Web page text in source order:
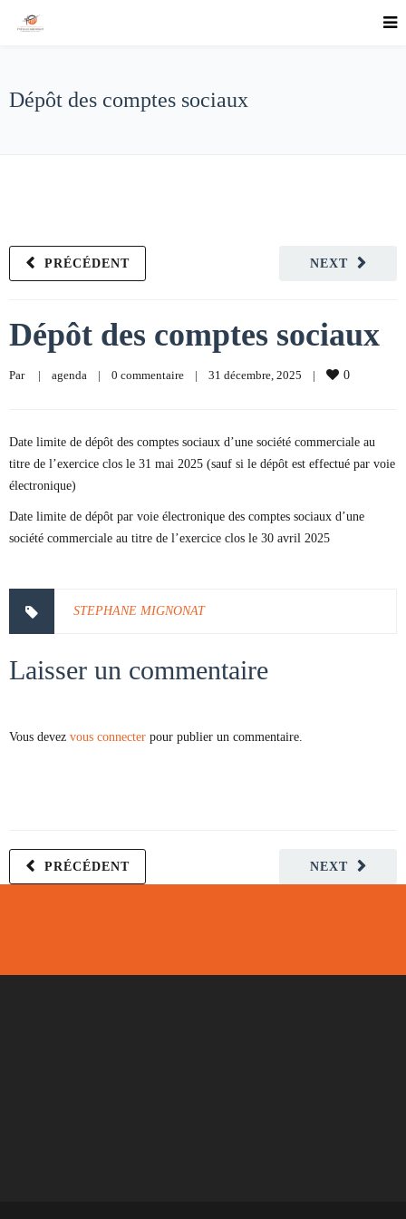
Dépôt des comptes sociaux
NEXT
PRÉCÉDENT
Dépôt des comptes sociaux
Par | agenda | 0 commentaire | 31 décembre, 2025 | 0
Date limite de dépôt des comptes sociaux d’une société commerciale au
titre de l’exercice clos le 31 mai 2025 (sauf si le dépôt est effectué par voie
électronique)
Date limite de dépôt par voie électronique des comptes sociaux d’une
société commerciale au titre de l’exercice clos le 30 avril 2025
STEPHANE MIGNONAT
Laisser un commentaire
Vous devez vous connecter pour publier un commentaire.
NEXT
PRÉCÉDENT